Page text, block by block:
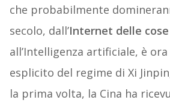
che probabilmente
secolo, dall’Internet delle cose
all’Intelligenza artificiale, è
esplicito del regime di Xi
la prima volta, la Cina ha